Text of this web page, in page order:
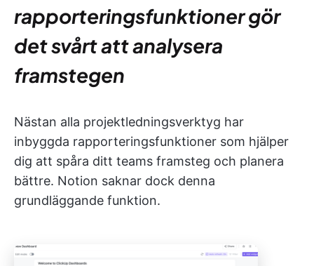
rapporteringsfunktioner gör
det svårt att analysera
framstegen
Nästan alla projektledningsverktyg har
inbyggda rapporteringsfunktioner som hjälper
dig att spåra ditt teams framsteg och planera
bättre. Notion saknar dock denna
grundläggande funktion.